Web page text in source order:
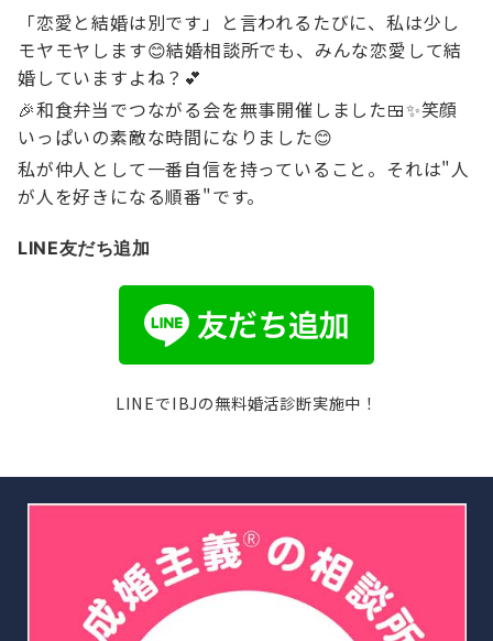
「恋愛と結婚は別です」と言われるたびに、私は少し
モヤモヤします😊結婚相談所でも、みんな恋愛して結
婚していますよね？💕
🎉和食弁当でつながる会を無事開催しました🍱✨笑顔
いっぱいの素敵な時間になりました😊
私が仲人として一番自信を持っていること。それは"人
が人を好きになる順番"です。
LINE友だち追加
LINEでIBJの無料婚活診断実施中！